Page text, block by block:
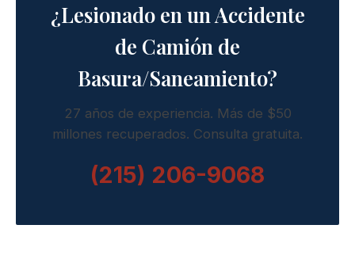
¿Lesionado en un Accidente
de Camión de
Basura/Saneamiento?
27 años de experiencia. Más de $50
millones recuperados. Consulta gratuita.
(215) 206-9068